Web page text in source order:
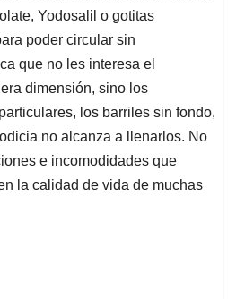
Yodosalil o gotitas
poder circular sin
que no les interesa el
dimensión, sino los
los barriles sin fondo,
no alcanza a llenarlos. No
e incomodidades que
la calidad de vida de muchas